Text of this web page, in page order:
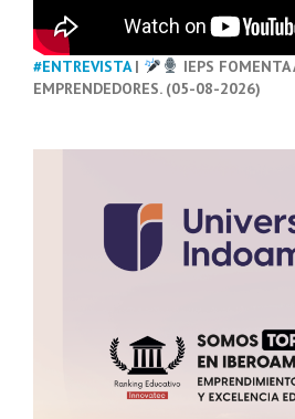
#ENTREVISTA|
IEPS FOMENTA
EMPRENDEDORES. (05-08-2026)